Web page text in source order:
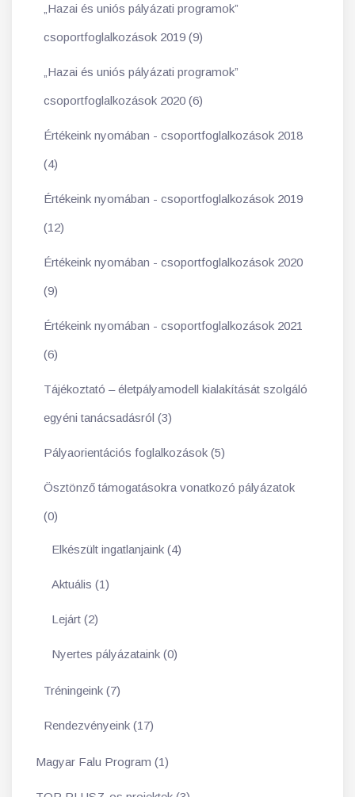
„Hazai és uniós pályázati programok”
csoportfoglalkozások 2019 (9)
„Hazai és uniós pályázati programok”
csoportfoglalkozások 2020 (6)
Értékeink nyomában - csoportfoglalkozások 2018
(4)
Értékeink nyomában - csoportfoglalkozások 2019
(12)
Értékeink nyomában - csoportfoglalkozások 2020
(9)
Értékeink nyomában - csoportfoglalkozások 2021
(6)
Tájékoztató – életpályamodell kialakítását szolgáló
egyéni tanácsadásról (3)
Pályaorientációs foglalkozások (5)
Ösztönző támogatásokra vonatkozó pályázatok
(0)
Elkészült ingatlanjaink (4)
Aktuális (1)
Lejárt (2)
Nyertes pályázataink (0)
Tréningeink (7)
Rendezvényeink (17)
Magyar Falu Program (1)